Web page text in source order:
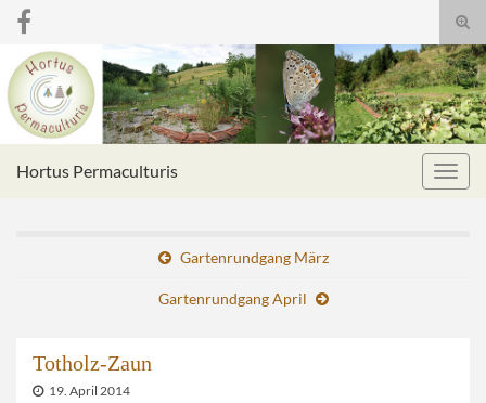
Search for:
Hortus Permaculturis
Gartenrundgang März
Gartenrundgang April
Totholz-Zaun
19. April 2014